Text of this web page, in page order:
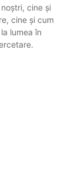
cine și
cine și cum
lumea în